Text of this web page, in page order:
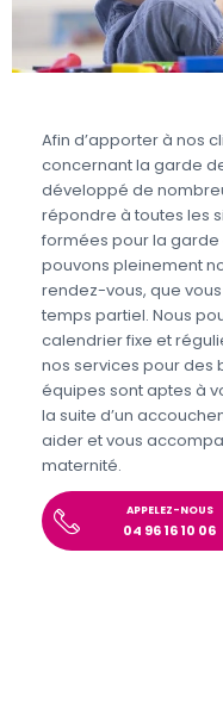
Afin d’apporter à nos
concernant la garde
développé de
répondre à toutes les
formées pour la garde
pouvons pleinement
rendez-vous, que
temps partiel. Nous
calendrier fixe et
nos services pour des
équipes sont aptes à
la suite d’un
aider et vous
maternité.
APPELEZ-NOUS
04 96 16 10 06